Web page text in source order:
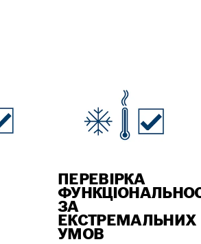
ПЕРЕВІРКА
ЗА
ЕКСТРЕМАЛЬНИХ
УМОВ